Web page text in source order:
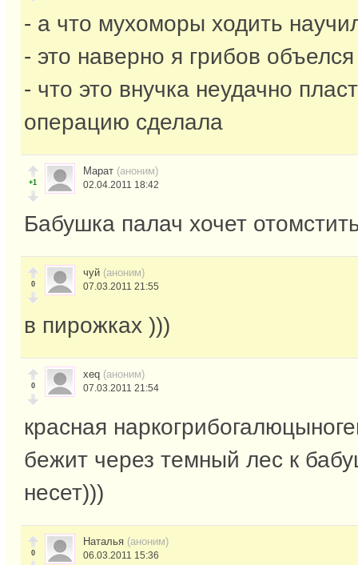
- а что мухоморы ходить
- это наверно я грибов объелся
- что это внучка неудачно
операцию сделала
+1
Марат (аноним)
02.04.2011 18:42
Бабушка палач хочет
0
чуй (аноним)
07.03.2011 21:55
в пирожках )))
0
xeq (аноним)
07.03.2011 21:54
красная
бежит через темный лес к
несет)))
0
Наталья (аноним)
06.03.2011 15:36